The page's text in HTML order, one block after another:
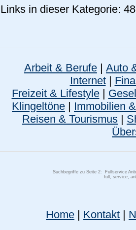
Links in dieser Kategorie: 48
Arbeit & Berufe | Auto
Internet|
Freizeit & Lifestyle|
Klingeltöne | Immobilien
Reisen & Tourismus |
Suchbegriffe zu Seite 2:
Fullservice
full, service,
Home | Kontakt |